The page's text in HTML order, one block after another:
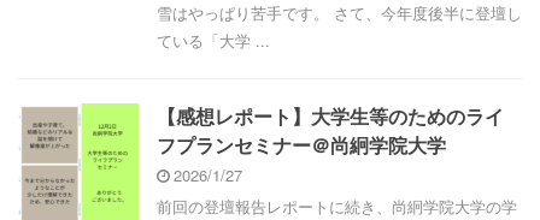
雪はやっぱり苦手です。 さて、今年度後半に登壇し
ている「大学 ...
【感想レポート】大学生等のためのライ
フプランセミナー＠尚絅学院大学
2026/1/27
前回の登壇報告レポートに続き、尚絅学院大学の学